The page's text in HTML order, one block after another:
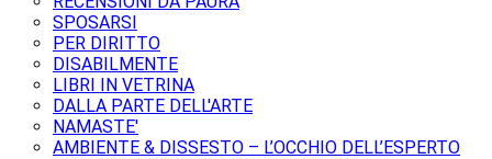
SPOSARSI
PER DIRITTO
DISABILMENTE
LIBRI IN VETRINA
DALLA PARTE DELL'ARTE
NAMASTE'
AMBIENTE & DISSESTO – L’OCCHIO DELL’ESPERTO